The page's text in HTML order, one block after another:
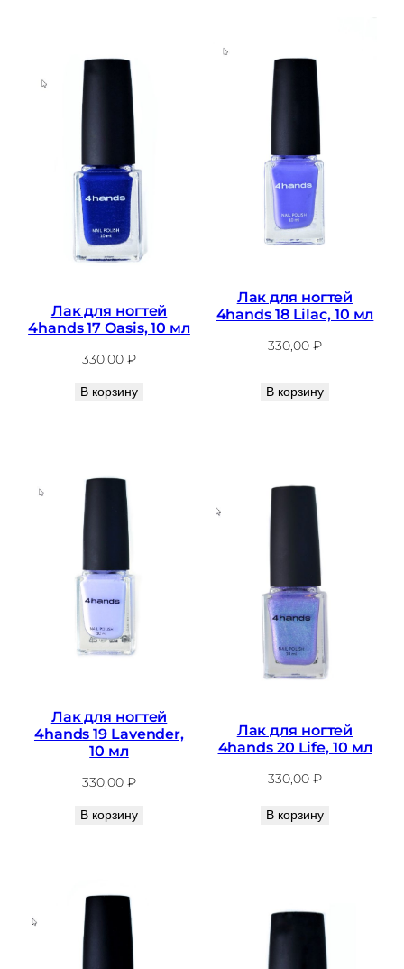
Лак для ногтей
4hands 17 Oasis, 10 мл
330,00 ₽
В корзину
Лак для ногтей
4hands 18 Lilac, 10 мл
330,00 ₽
В корзину
Лак для ногтей
4hands 19 Lavender,
10 мл
330,00 ₽
В корзину
Лак для ногтей
4hands 20 Life, 10 мл
330,00 ₽
В корзину